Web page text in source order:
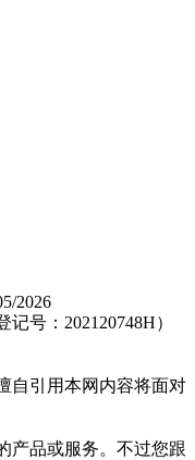
2026
号：202120748H）
自引用本网内容将面对
产品或服务。不过您跟